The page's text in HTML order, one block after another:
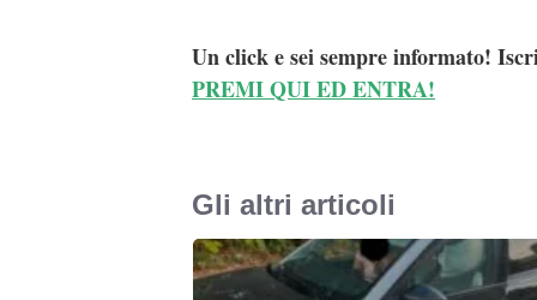
Un click e sei sempre informato!
PREMI QUI ED ENTRA!
Gli altri articoli